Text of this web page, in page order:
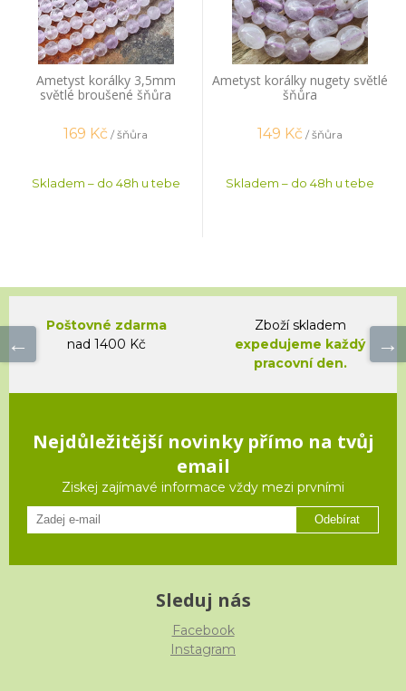
Ametyst korálky 3,5mm
světlé broušené šňůra
169 Kč / šňůra
Skladem – do 48h u tebe
Ametyst korálky nugety světlé
šňůra
149 Kč / šňůra
Skladem – do 48h u tebe
Poštovné zdarma
nad 1400 Kč
Zboží skladem
expedujeme každý
pracovní den.
Nejdůležitější novinky přímo na tvůj
email
Ziskej zajímavé informace vždy mezi prvními
Odebírat
Sleduj nás
Facebook
Instagram